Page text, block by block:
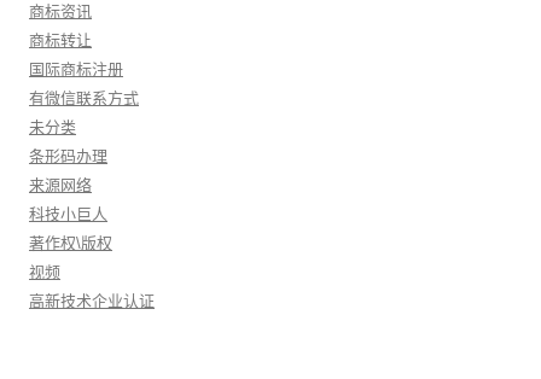
商标资讯
商标转让
国际商标注册
有微信联系方式
未分类
条形码办理
来源网络
科技小巨人
著作权\版权
视频
高新技术企业认证